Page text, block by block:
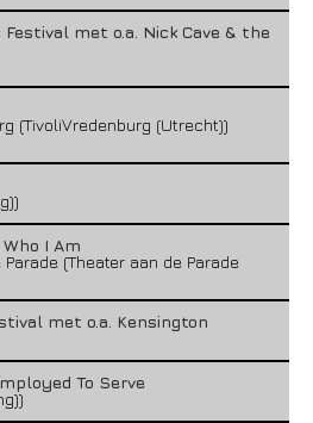
met o.a. Nick Cave & the
(TivoliVredenburg (Utrecht))
I Am
(Theater aan de Parade
met o.a. Kensington
To Serve